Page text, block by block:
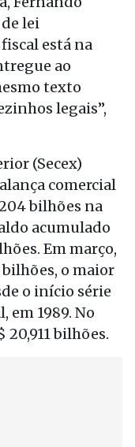
lei
está na
ao
texto
legais”,
(Secex)
comercial
bilhões na
acumulado
Em março,
bilhões, o maior
o início série
em 1989. No
20,911 bilhões.